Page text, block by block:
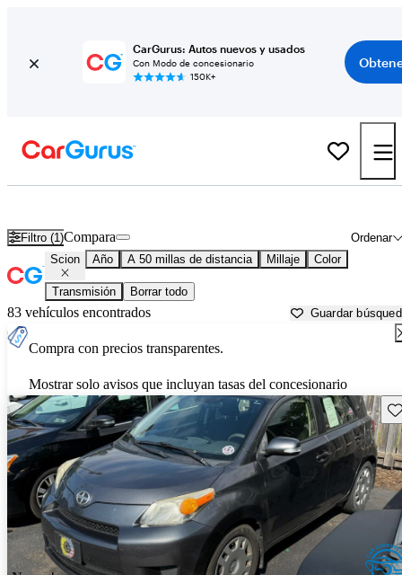
CarGurus: Autos nuevos y usados
Con Modo de concesionario
150K+
Filtro (1) Ordenar
Compara
Scion Año A 50 millas de distancia Millaje Color
Transmisión Borrar todo
83 vehículos encontrados Guardar
Compra con precios transparentes.
Mostrar solo avisos que incluyan tasas del concesionario